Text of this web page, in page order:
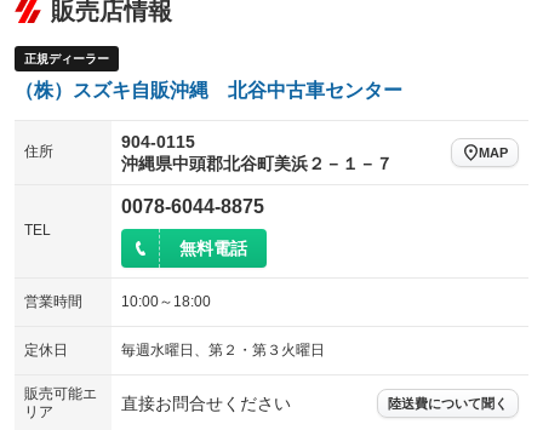
販売店情報
正規ディーラー
（株）スズキ自販沖縄 北谷中古車センター
住所
904-0115
沖縄県中頭郡北谷町美浜２－１－７
MAP
TEL
0078-6044-8875
無料電話
営業時間 10:00～18:00
定休日 毎週水曜日、第２・第３火曜日
販売可能エ
リア
直接お問合せください 陸送費について聞く